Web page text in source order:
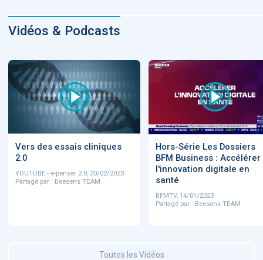
Vidéos & Podcasts
Vers des essais cliniques
2.0
YOUTUBE - e-penser 2.0, 20/02/2023
Partagé par : Beesens TEAM
Hors-Série Les Dossiers
BFM Business : Accélérer
l'innovation digitale en
santé
BFMTV, 14/01/2023
Partagé par : Beesens TEAM
Toutes les Vidéos